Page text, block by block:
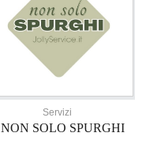
Servizi
NON SOLO SPURGHI